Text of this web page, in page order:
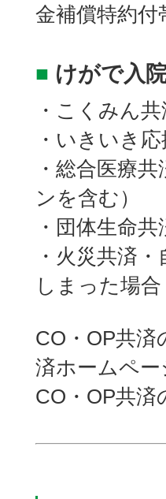
金補償特約付
■ けがで入
・こくみん共
・いきいき応
・総合医療
ンを含む）
・団体生命共
・火災共済
しまった場合
CO・OP共
済ホームペ
CO・OP共済